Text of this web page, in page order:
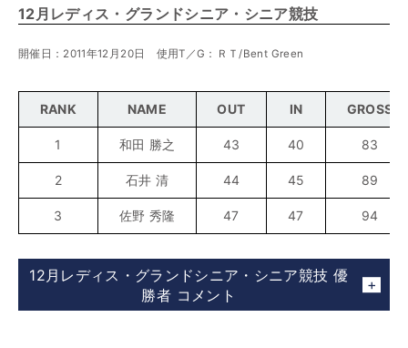
12月レディス・グランドシニア・シニア競技
開催日：2011年12月20日 使用T／G：ＲＴ/Bent Green
RANK NAME OUT IN GROSS
1 和田 勝之 43 40 83
2 石井 清 44 45 89
3 佐野 秀隆 47 47 94
12月レディス・グランドシニア・シニア競技 優
勝者 コメント